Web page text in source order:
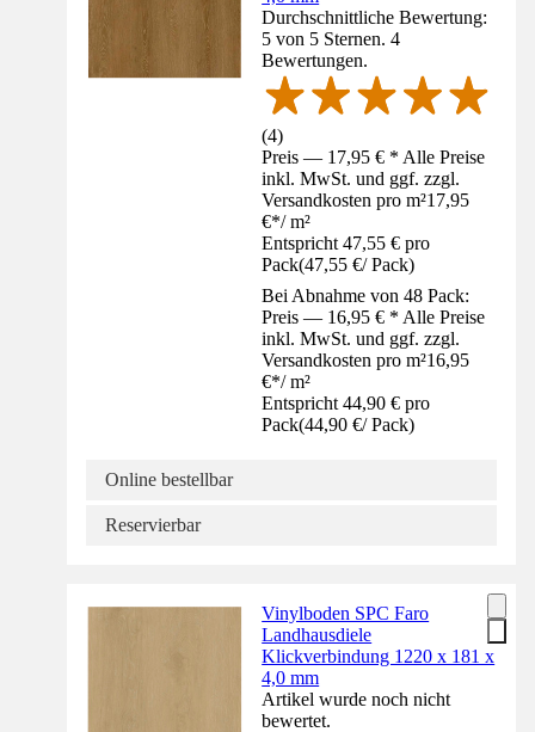
Durchschnittliche Bewertung:
5 von 5 Sternen. 4
Bewertungen.
(4)
Preis — 17,95 € * Alle Preise
inkl. MwSt. und ggf. zzgl.
Versandkosten pro m²17,95
€*/ m²
Entspricht 47,55 € pro
Pack(47,55 €/ Pack)
Bei Abnahme von 48 Pack:
Preis — 16,95 € * Alle Preise
inkl. MwSt. und ggf. zzgl.
Versandkosten pro m²16,95
€*/ m²
Entspricht 44,90 € pro
Pack(44,90 €/ Pack)
Online bestellbar
Reservierbar
Vinylboden SPC Faro
Landhausdiele
Klickverbindung 1220 x 181 x
4,0 mm
Artikel wurde noch nicht
bewertet.